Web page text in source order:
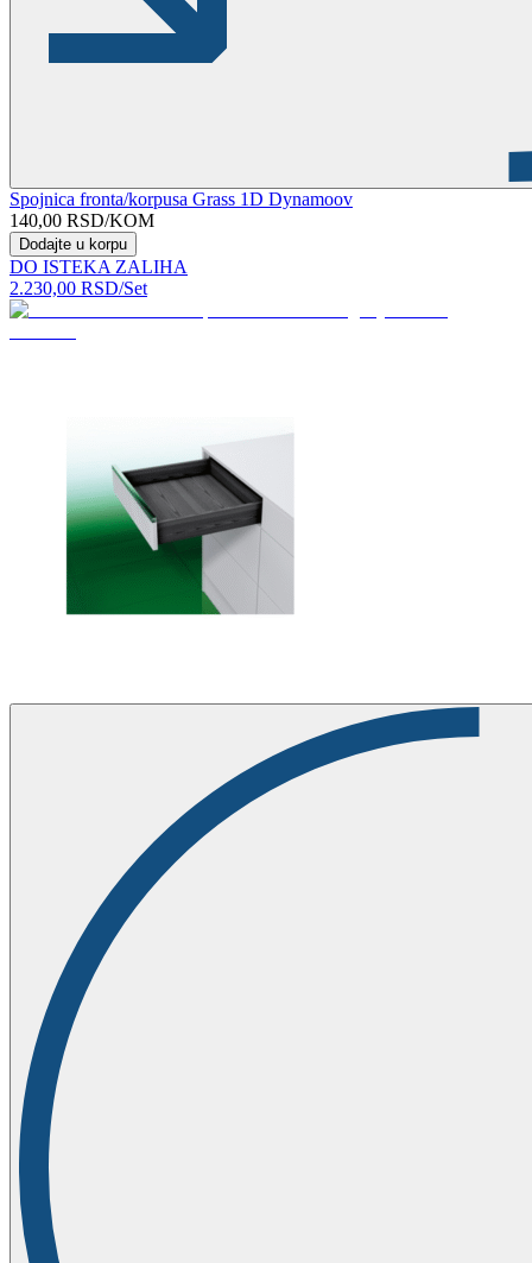
Spojnica fronta/korpusa Grass 1D Dynamoov
140,00 RSD/KOM
Dodajte u korpu
DO ISTEKA ZALIHA
2.230,00 RSD/Set